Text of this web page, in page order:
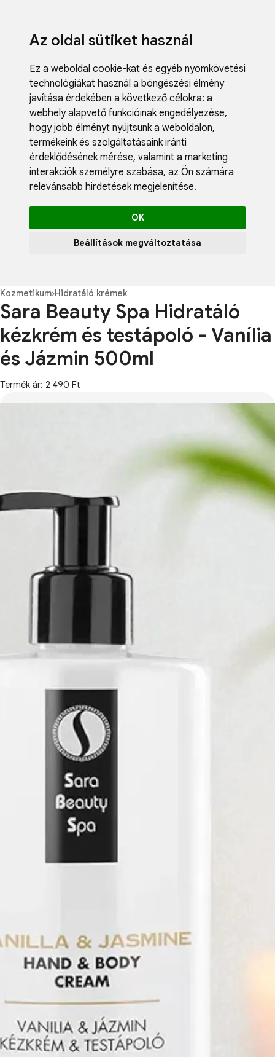
Az oldal sütiket használ
Ez a weboldal cookie-kat és egyéb nyomkövetési
technológiákat használ a böngészési élmény
javítása érdekében a következő célokra: a
webhely alapvető funkcióinak engedélyezése,
hogy jobb élményt nyújtsunk a weboldalon,
termékeink és szolgáltatásaink iránti
érdeklődésének mérése, valamint a marketing
interakciók személyre szabása, az Ön számára
relevánsabb hirdetések megjelenítése.
OK
Beállítások megváltoztatása
Blog
Kozmetikum›Hidratáló krémek
Sara Beauty Spa Hidratáló
kézkrém és testápoló - Vanília
és Jázmin 500ml
Termék ár: 2 490 Ft